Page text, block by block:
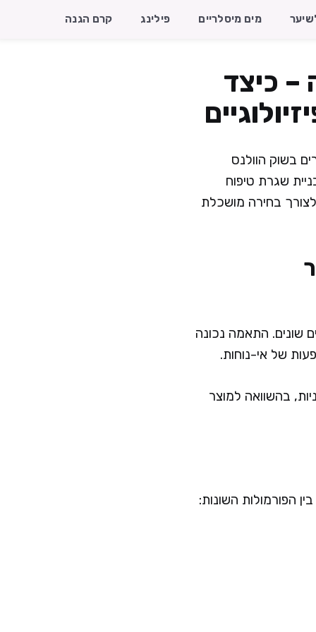
מים מיסלריים פילינג קרם הגנה
– כיצד
בשוק הוולנס
שגרת טיפוח
לצורך בחירה מושכלת
שונים. התאמה נכונה
של אי-נוחות.
בהשוואה למוצר
הפורמולות השונות: